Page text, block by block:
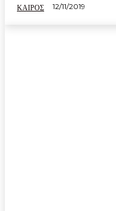
ΚΑΙΡΟΣ 12/11/2019